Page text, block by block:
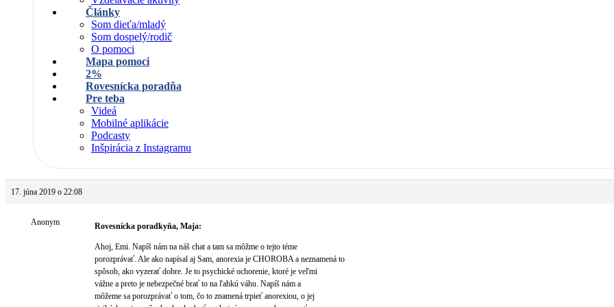
Články
Som dieťa/mladý
Som dospelý/rodič
O pomoci
Mapa pomoci
2%
Rovesnícka poradňa
Pre teba
Videá
Mobilné aplikácie
Podcasty
Inšpirácia z Instagramu
17. júna 2019 o 22:08
Anonym Rovesnícka poradkyňa, Maja:
Ahoj, Emi. Napíš nám na náš chat a tam sa môžme o tejto téme
porozprávať. Ale ako napísal aj Sam, anorexia je CHOROBA a neznamená to
spôsob, ako vyzerať dobre. Je to psychické ochorenie, ktoré je veľmi
vážne a preto je nebezpečné brať to na ľahkú váhu. Napíš nám a
môžeme sa porozprávať o tom, čo to znamená trpieť anorexiou, o jej